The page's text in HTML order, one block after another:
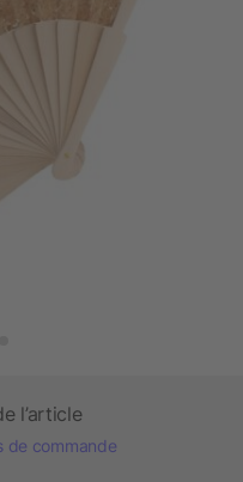
l’article
de commande